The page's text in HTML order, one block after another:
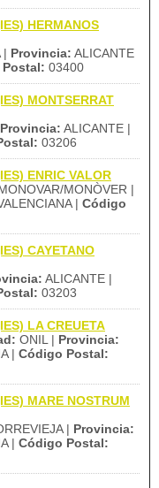
HERMANOS
| Provincia: ALICANTE
03400
MONTSERRAT
Provincia: ALICANTE |
03206
ENRIC VALOR
MONÒVER |
| Código
CAYETANO
ALICANTE |
03203
LA CREUETA
ONIL | Provincia:
| Código Postal:
MARE NOSTRUM
| Provincia:
| Código Postal: